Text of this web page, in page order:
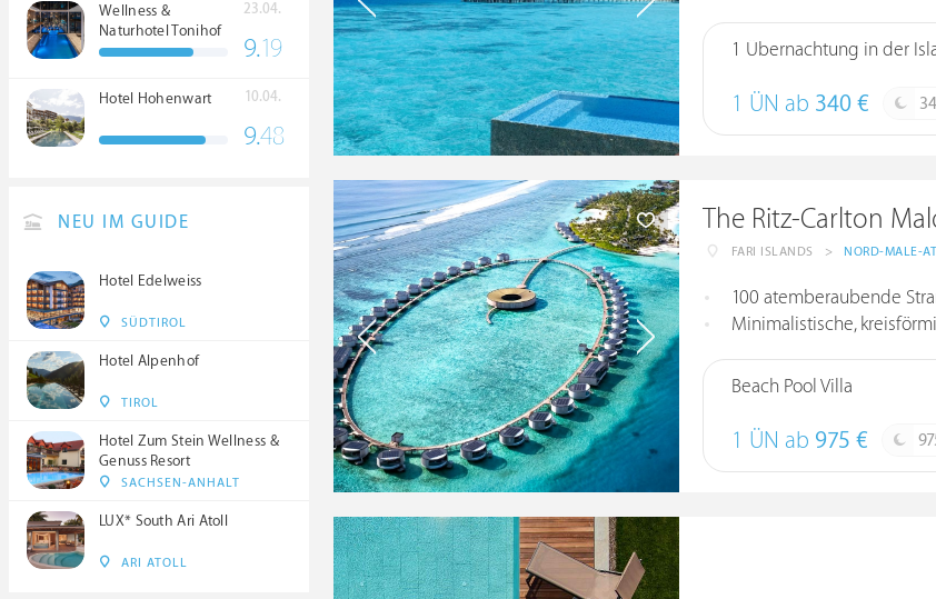
1 Übernachtung in der
1 ÜN ab 340 €
The Ritz-Carlton
FARI ISLANDS > NORD-MALE-
100 atemberaubende
Minimalistische,
Beach Pool Villa
1 ÜN ab 975 €
Wellness &
Naturhotel Tonihof
****S
23.04.
9.19
Hotel Hohenwart 10.04.
9.48
NEU IM GUIDE
Hotel Edelweiss
SÜDTIROL
Hotel Alpenhof
TIROL
Hotel Zum Stein Wellness &
Genuss Resort
SACHSEN-ANHALT
LUX* South Ari Atoll
ARI ATOLL